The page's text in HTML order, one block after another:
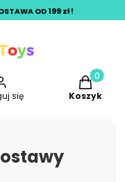
OD 199 zł !
się
Produkty
Koszyk